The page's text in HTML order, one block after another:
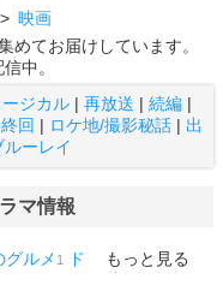
映画
めてお届けしています。
中。
ジカル | 再放送 | 続編 |
回 | ロケ地/撮影秘話 | 出
ルーレイ
マ情報
もっと見る
グルメ 1 ドクターX1 シー